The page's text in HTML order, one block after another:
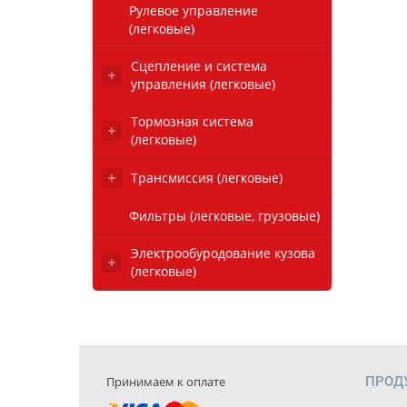
Рулевое управление
(легковые)
Сцепление и система
управления (легковые)
Тормозная система
(легковые)
Трансмиссия (легковые)
Фильтры (легковые, грузовые)
Электрообуродование кузова
(легковые)
Принимаем к оплате